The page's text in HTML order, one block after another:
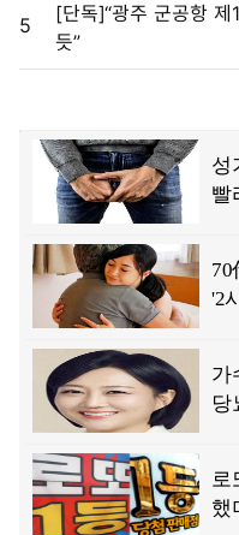
5
[단독]“광주 군공항
듯”